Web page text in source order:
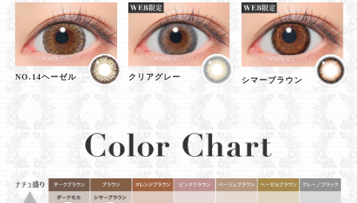
NO.14ヘーゼル クリアグレー シマーブラウン